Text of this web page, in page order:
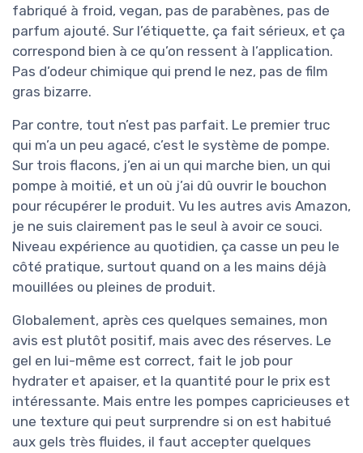
fabriqué à froid, vegan, pas de parabènes, pas de
parfum ajouté. Sur l’étiquette, ça fait sérieux, et ça
correspond bien à ce qu’on ressent à l’application.
Pas d’odeur chimique qui prend le nez, pas de film
gras bizarre.
Par contre, tout n’est pas parfait. Le premier truc
qui m’a un peu agacé, c’est le système de pompe.
Sur trois flacons, j’en ai un qui marche bien, un qui
pompe à moitié, et un où j’ai dû ouvrir le bouchon
pour récupérer le produit. Vu les autres avis Amazon,
je ne suis clairement pas le seul à avoir ce souci.
Niveau expérience au quotidien, ça casse un peu le
côté pratique, surtout quand on a les mains déjà
mouillées ou pleines de produit.
Globalement, après ces quelques semaines, mon
avis est plutôt positif, mais avec des réserves. Le
gel en lui-même est correct, fait le job pour
hydrater et apaiser, et la quantité pour le prix est
intéressante. Mais entre les pompes capricieuses et
une texture qui peut surprendre si on est habitué
aux gels très fluides, il faut accepter quelques